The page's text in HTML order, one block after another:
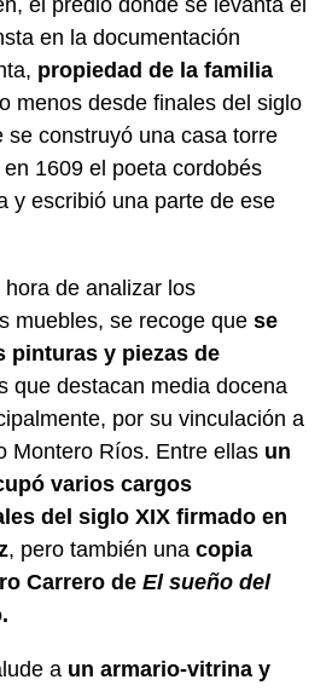
en la documentación
propiedad de la familia
menos desde finales del siglo
se construyó una casa torre
1609 el poeta cordobés
y escribió una parte de ese
de analizar los
muebles, se recoge que se
pinturas y piezas de
que destacan media docena
por su vinculación a
Montero Ríos. Entre ellas un
varios cargos
del siglo XIX firmado en
, pero también una copia
Carrero de El sueño del
a un armario-vitrina y